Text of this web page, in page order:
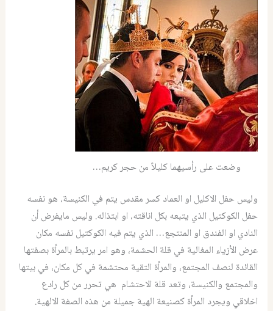
وضعت على رأسيهما كليلاً من حجر كريم…
وليس حفل الاكليل او العماد كسر مقدس يتم في الكنيسة، هو نفسه
حفل الكوكتيل الذي يتبعه بكل اناقته، او ابتذاله. وليس مايفرض أن
النادي او الفندق او المنتجع… الذي يتم فيه الكوكتيل نفسه مكان
عرض الأزياء المغالية في قلة الحشمة، وهو امر يرتبط بالمرأة بصفتها
القائدة لنصف المجتمع، والمرأة التقية محتشمة في كل مكان، في بيتها
والمجتمع والكنيسة، وتعد قلة الاحتشام هي تحرر من كل رادع
اخلاقي ويجرد المرأة كصنيعة الهية جميلة من هذه الصفة الالهية.